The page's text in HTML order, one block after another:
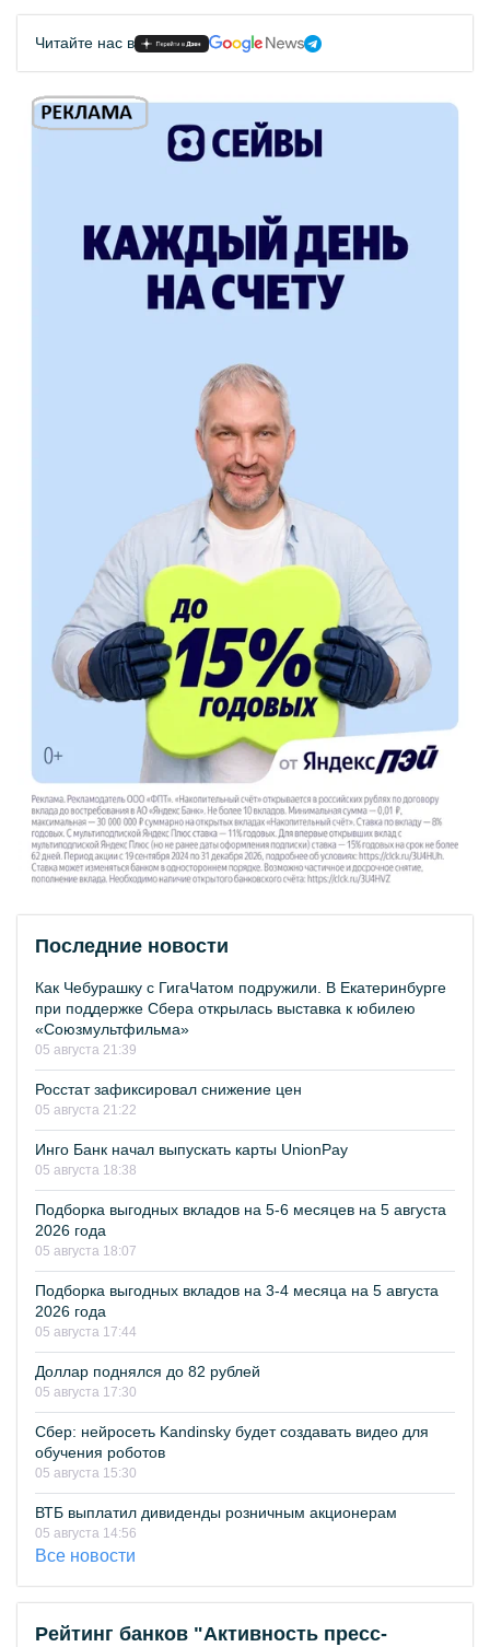
Читайте нас в
Последние новости
Как Чебурашку с ГигаЧатом подружили. В Екатеринбурге
при поддержке Сбера открылась выставка к юбилею
«Союзмультфильма»
05 августа 21:39
Росстат зафиксировал снижение цен
05 августа 21:22
Инго Банк начал выпускать карты UnionPay
05 августа 18:38
Подборка выгодных вкладов на 5-6 месяцев на 5 августа
2026 года
05 августа 18:07
Подборка выгодных вкладов на 3-4 месяца на 5 августа
2026 года
05 августа 17:44
Доллар поднялся до 82 рублей
05 августа 17:30
Сбер: нейросеть Kandinsky будет создавать видео для
обучения роботов
05 августа 15:30
ВТБ выплатил дивиденды розничным акционерам
05 августа 14:56
Все новости
Рейтинг банков "Активность пресс-